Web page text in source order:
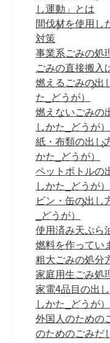
し運動」とは
間伐材を使用し
対策
事業系ごみの処
ごみの直接搬入
燃えるごみの出
た_どうが）
燃えないごみの
しかた_どうが）
紙・布類の出し
かた_どうが）
ペットボトルの
しかた_どうが）
ビン・缶の出し
_どうが）
使用済み天ぷら
燃料を作ってい
粗大ごみの処分
家庭用生ごみ処
家電4品目の出
しかた_どうが）
外国人のための
のためのごみだ